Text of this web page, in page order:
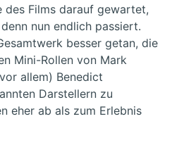
des Films darauf gewartet,
nun endlich passiert.
besser getan, die
Mini-Rollen von Mark
allem) Benedict
Darstellern zu
eher ab als zum Erlebnis